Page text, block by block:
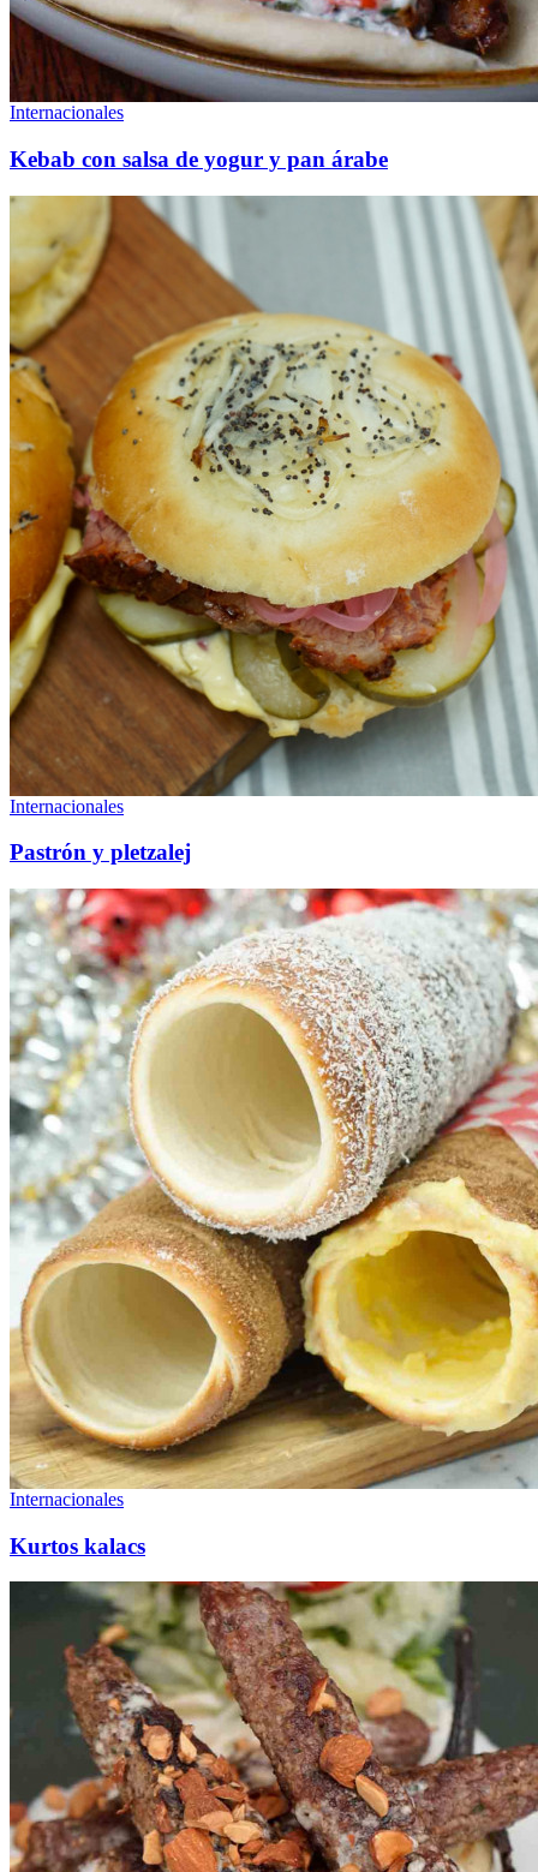
Internacionales
Kebab con salsa de yogur y pan árabe
Internacionales
Pastrón y pletzalej
Internacionales
Kurtos kalacs